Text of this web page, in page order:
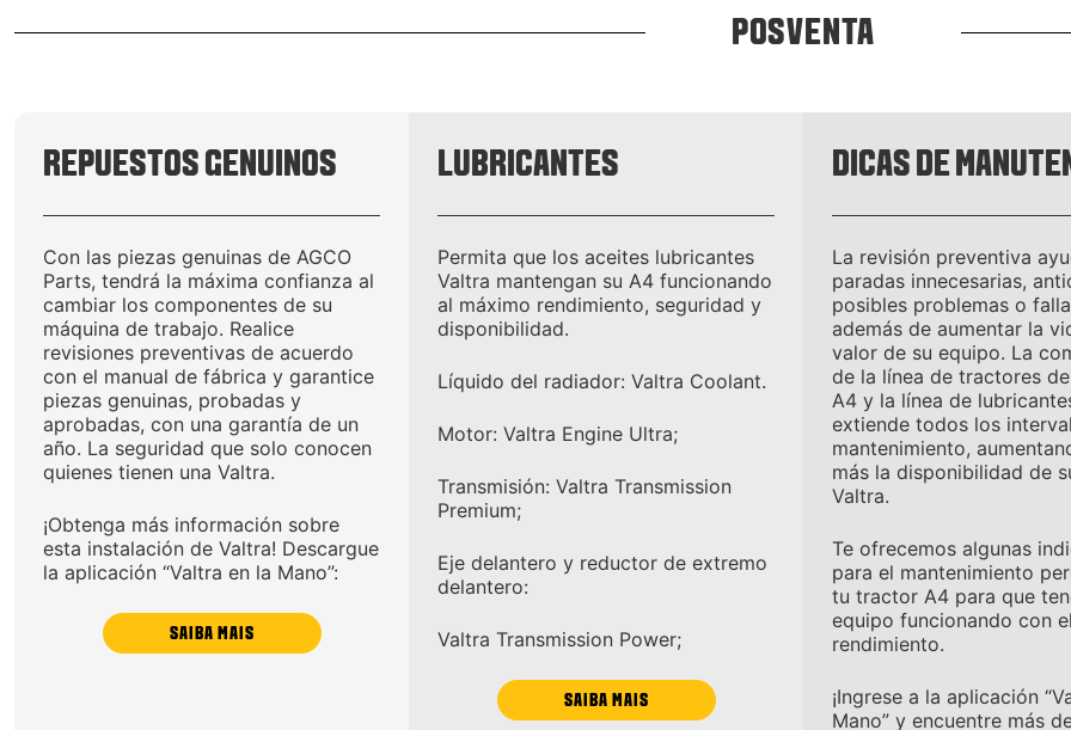
POSVENTA
REPUESTOS GENUINOS
Con las piezas genuinas de AGCO
Parts, tendrá la máxima confianza al
cambiar los componentes de su
máquina de trabajo. Realice
revisiones preventivas de acuerdo
con el manual de fábrica y garantice
piezas genuinas, probadas y
aprobadas, con una garantía de un
año. La seguridad que solo conocen
quienes tienen una Valtra.
¡Obtenga más información sobre
esta instalación de Valtra! Descargue
la aplicación “Valtra en la Mano”:
SAIBA MAIS
LUBRICANTES
Permita que los aceites lubricantes
Valtra mantengan su A4 funcionando
al máximo rendimiento, seguridad y
disponibilidad.
Líquido del radiador: Valtra Coolant.
Motor: Valtra Engine Ultra;
Transmisión: Valtra Transmission
Premium;
Eje delantero y reductor de extremo
delantero:
Valtra Transmission Power;
SAIBA MAIS
DICAS DE
La revisión preventiva
paradas innecesarias,
posibles problemas o
además de aumentar la
valor de su equipo. La
de la línea de tractores
A4 y la línea de
extiende todos los
mantenimiento,
más la disponibilidad de
Valtra.
Te ofrecemos algunas
para el mantenimiento
tu tractor A4 para que
equipo funcionando con
rendimiento.
¡Ingrese a la aplicación
Mano” y encuentre más